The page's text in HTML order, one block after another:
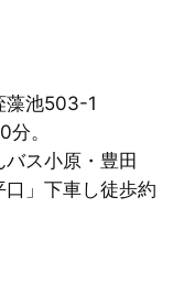
藻池503-1
。
ス小原・豊田
」下車し徒歩約